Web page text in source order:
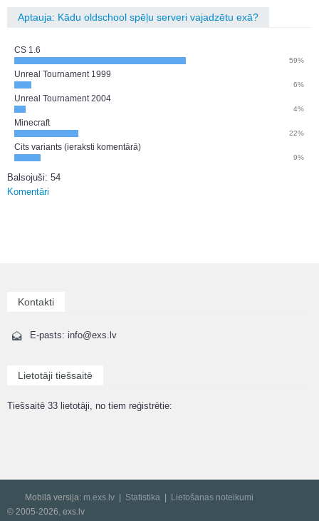
Aptauja: Kādu oldschool spēļu serveri vajadzētu exā?
CS 1.6
59%
Unreal Tournament 1999
6%
Unreal Tournament 2004
4%
Minecraft
22%
Cits variants (ieraksti komentārā)
9%
Balsojuši: 54
Komentāri
Kontakti
E-pasts: info@exs.lv
Lietotāji tiešsaitē
Tiešsaitē 33 lietotāji, no tiem reģistrētie:
Mobilā versija: m.exs.lv Statistika
Lietošanas noteikumi
© 2005-2026, exs.lv